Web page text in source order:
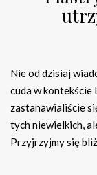
Nie od dzisiaj
cuda w
zastanawialiście
tych niewielkich,
Przyjrzyjmy się